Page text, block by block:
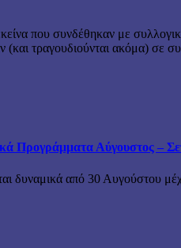
που συνδέθηκαν με
τραγουδιούνται ακόμα) σε
Προγράμματα Αύγουστος –
δυναμικά από 30 Αυγούστου